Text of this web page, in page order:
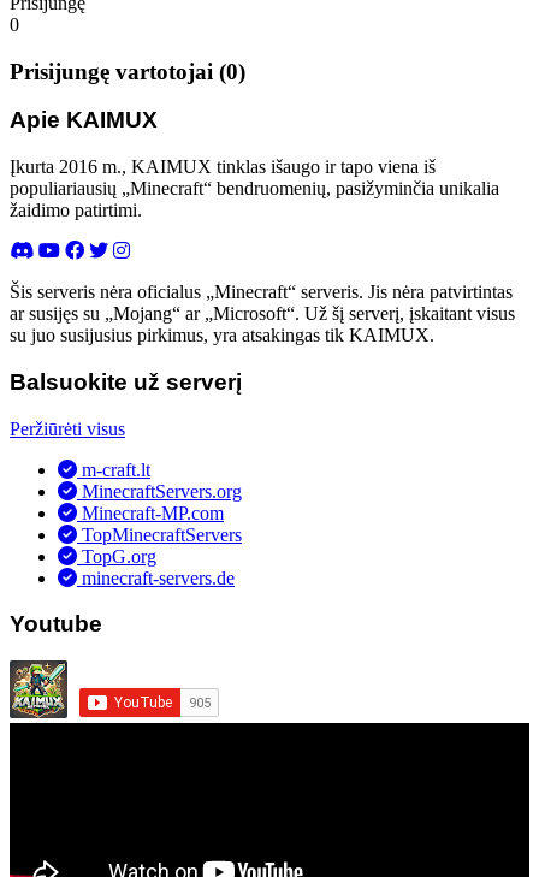
0
Prisijungę vartotojai (0)
Apie KAIMUX
Įkurta 2016 m., KAIMUX tinklas išaugo ir tapo viena iš
populiariausių „Minecraft“ bendruomenių, pasižyminčia unikalia
žaidimo patirtimi.
Šis serveris nėra oficialus „Minecraft“ serveris. Jis nėra patvirtintas
ar susijęs su „Mojang“ ar „Microsoft“. Už šį serverį, įskaitant visus
su juo susijusius pirkimus, yra atsakingas tik KAIMUX.
Balsuokite už serverį
Peržiūrėti visus
m-craft.lt
MinecraftServers.org
Minecraft-MP.com
TopMinecraftServers
TopG.org
minecraft-servers.de
Youtube